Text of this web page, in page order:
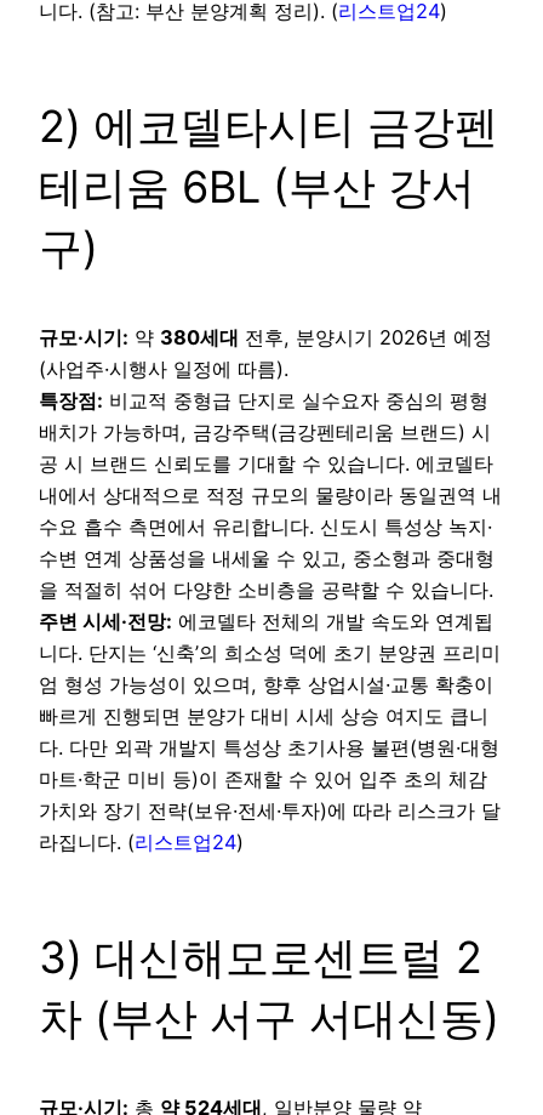
니다. (참고: 부산 분양계획 정리). (리스트업24)
2) 에코델타시티 금강펜
테리움 6BL (부산 강서
구)
규모·시기: 약 380세대 전후, 분양시기 2026년 예정
(사업주·시행사 일정에 따름).
특장점: 비교적 중형급 단지로 실수요자 중심의 평형
배치가 가능하며, 금강주택(금강펜테리움 브랜드) 시
공 시 브랜드 신뢰도를 기대할 수 있습니다. 에코델타
내에서 상대적으로 적정 규모의 물량이라 동일권역 내
수요 흡수 측면에서 유리합니다. 신도시 특성상 녹지·
수변 연계 상품성을 내세울 수 있고, 중소형과 중대형
을 적절히 섞어 다양한 소비층을 공략할 수 있습니다.
주변 시세·전망: 에코델타 전체의 개발 속도와 연계됩
니다. 단지는 ‘신축’의 희소성 덕에 초기 분양권 프리미
엄 형성 가능성이 있으며, 향후 상업시설·교통 확충이
빠르게 진행되면 분양가 대비 시세 상승 여지도 큽니
다. 다만 외곽 개발지 특성상 초기사용 불편(병원·대형
마트·학군 미비 등)이 존재할 수 있어 입주 초의 체감
가치와 장기 전략(보유·전세·투자)에 따라 리스크가 달
라집니다. (리스트업24)
3) 대신해모로센트럴 2
차 (부산 서구 서대신동)
규모·시기: 총 약 524세대, 일반분양 물량 약